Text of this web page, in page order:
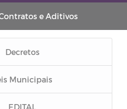
e Aditivos
Decretos
Municipais
EDITAL